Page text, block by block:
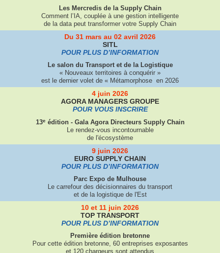
Les Mercredis de la Supply Chain
Comment l’IA, couplée à une gestion intelligente
de la data peut transformer votre Supply Chain
Du 31 mars au 02 avril 2026
SITL
POUR PLUS D’INFORMATION
Le salon du Transport et de la Logistique
« Nouveaux territoires à conquérir »
est le dernier volet de « Métamorphose en 2026
4 juin 2026
AGORA MANAGERS GROUPE
POUR VOUS INSCRIRE
13eédition - Gala Agora Directeurs Supply Chain
Le rendez-vous incontournable
de l'écosystème
9 juin 2026
EURO SUPPLY CHAIN
POUR PLUS D’INFORMATION
Parc Expo de Mulhouse
Le carrefour des décisionnaires du transport
et de la logistique de l'Est
10 et 11 juin 2026
TOP TRANSPORT
POUR PLUS D’INFORMATION
Première édition bretonne
Pour cette édition bretonne, 60 entreprises exposantes
et 120 chargeurs sont attendus